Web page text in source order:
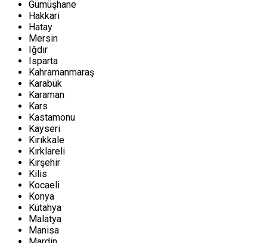
Gümüşhane
Hakkari
Hatay
Mersin
Iğdır
Isparta
Kahramanmaraş
Karabük
Karaman
Kars
Kastamonu
Kayseri
Kırıkkale
Kırklareli
Kırşehir
Kilis
Kocaeli
Konya
Kütahya
Malatya
Manisa